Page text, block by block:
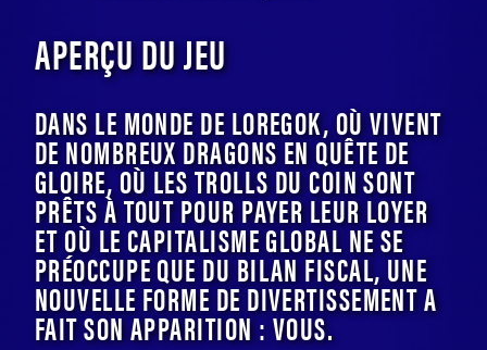
APERÇU DU JEU
DANS LE MONDE DE LOREGOK, OÙ VIVENT
DE NOMBREUX DRAGONS EN QUÊTE DE
GLOIRE, OÙ LES TROLLS DU COIN SONT
PRÊTS À TOUT POUR PAYER LEUR LOYER
ET OÙ LE CAPITALISME GLOBAL NE SE
PRÉOCCUPE QUE DU BILAN FISCAL, UNE
NOUVELLE FORME DE DIVERTISSEMENT A
FAIT SON APPARITION : VOUS.